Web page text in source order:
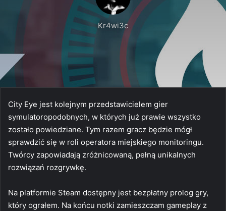
Kr4wi3c
City Eye jest kolejnym przedstawicielem gier
symulatoropodobnych, w których już prawie wszystko
zostało powiedziane. Tym razem gracz będzie mógł
sprawdzić się w roli operatora miejskiego monitoringu.
Twórcy zapowiadają zróżnicowaną, pełną unikalnych
rozwiązań rozgrywkę.
Na platformie Steam dostępny jest bezpłatny prolog gry,
który ograłem. Na końcu notki zamieszczam gameplay z